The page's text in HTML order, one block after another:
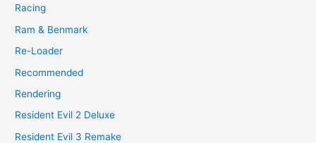
Racing
Ram & Benmark
Re-Loader
Recommended
Rendering
Resident Evil 2 Deluxe
Resident Evil 3 Remake